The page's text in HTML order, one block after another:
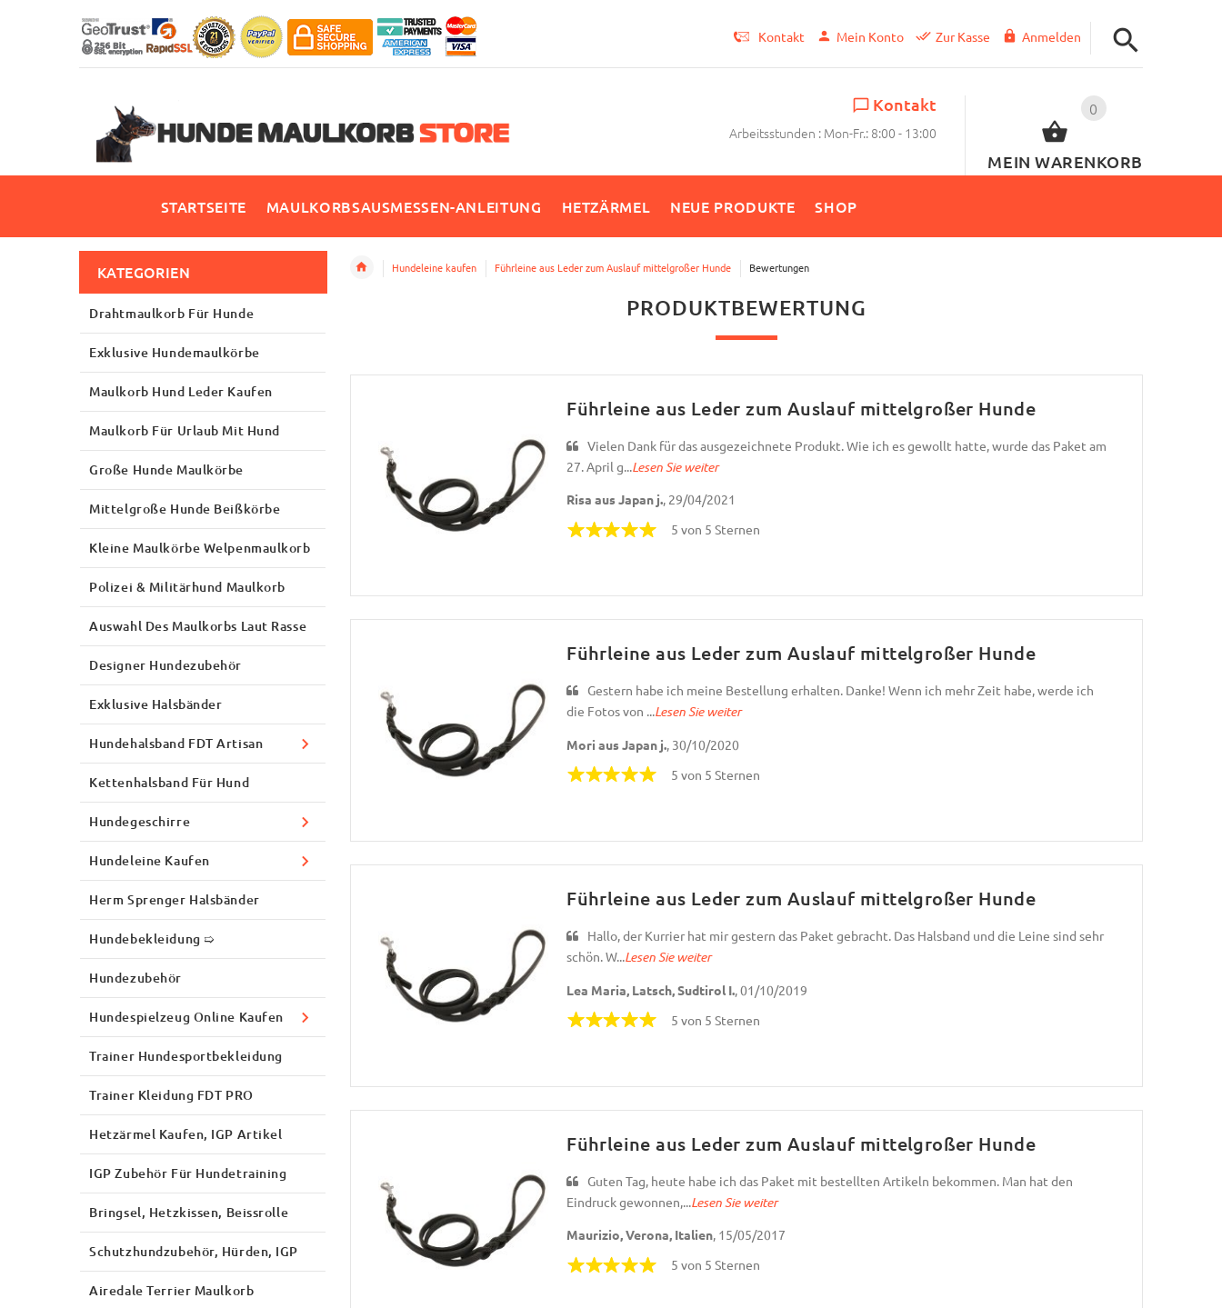
Kontakt Mein Konto Zur Kasse Anmelden
0
MEIN WARENKORB
Kontakt
Arbeitsstunden : Mon-Fr.: 8:00 - 13:00
STARTSEITE MAULKORBSAUSMESSEN-ANLEITUNG HETZÄRMEL NEUE PRODUKTE SHOP
Hundeleine kaufen Führleine aus Leder zum Auslauf mittelgroßer Hunde Bewertungen
PRODUKTBEWERTUNG
Führleine aus Leder zum Auslauf mittelgroßer Hunde
Vielen Dank für das ausgezeichnete Produkt. Wie ich es gewollt hatte, wurde das Paket am
27. April g...Lesen Sie weiter
Risa aus Japan j., 29/04/2021
5 von 5 Sternen
Führleine aus Leder zum Auslauf mittelgroßer Hunde
Gestern habe ich meine Bestellung erhalten. Danke! Wenn ich mehr Zeit habe, werde ich
die Fotos von ...Lesen Sie weiter
Mori aus Japan j., 30/10/2020
5 von 5 Sternen
Führleine aus Leder zum Auslauf mittelgroßer Hunde
Hallo, der Kurrier hat mir gestern das Paket gebracht. Das Halsband und die Leine sind sehr
schön. W...Lesen Sie weiter
Lea Maria, Latsch, Sudtirol I. , 01/10/2019
5 von 5 Sternen
Führleine aus Leder zum Auslauf mittelgroßer Hunde
Guten Tag, heute habe ich das Paket mit bestellten Artikeln bekommen. Man hat den
Eindruck gewonnen,...Lesen Sie weiter
Maurizio, Verona, Italien, 15/05/2017
5 von 5 Sternen
KATEGORIEN
Drahtmaulkorb Für Hunde
Exklusive Hundemaulkörbe
Maulkorb Hund Leder Kaufen
Maulkorb Für Urlaub Mit Hund
Große Hunde Maulkörbe
Mittelgroße Hunde Beißkörbe
Kleine Maulkörbe Welpenmaulkorb
Polizei & Militärhund Maulkorb
Auswahl Des Maulkorbs Laut Rasse
Designer Hundezubehör
Exklusive Halsbänder
Hundehalsband FDT Artisan
Kettenhalsband Für Hund
Hundegeschirre
Hundeleine Kaufen
Herm Sprenger Halsbänder
Hundebekleidung ➯
Hundezubehör
Hundespielzeug Online Kaufen
Trainer Hundesportbekleidung
Trainer Kleidung FDT PRO
Hetzärmel Kaufen, IGP Artikel
IGP Zubehör Für Hundetraining
Bringsel, Hetzkissen, Beissrolle
Schutzhundzubehör, Hürden, IGP
Airedale Terrier Maulkorb